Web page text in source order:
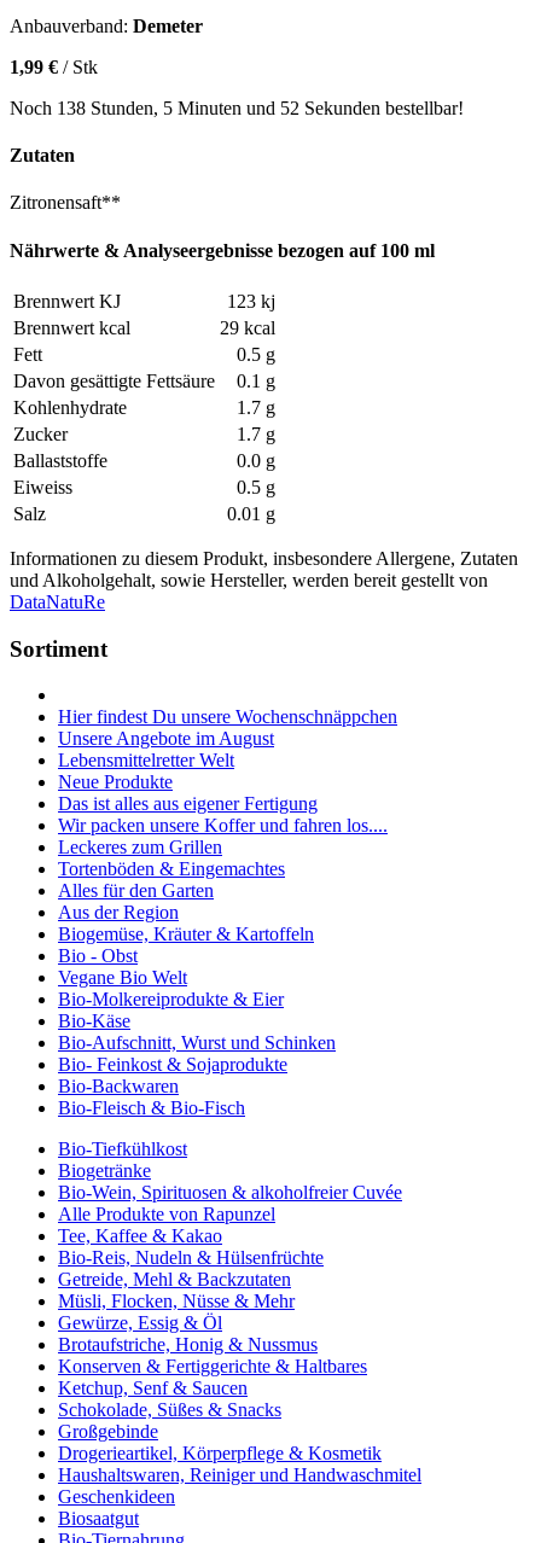
Anbauverband: Demeter
1,99 € / Stk
Noch 138 Stunden, 5 Minuten und 52 Sekunden bestellbar!
Zutaten
Zitronensaft**
Nährwerte & Analyseergebnisse bezogen auf 100 ml
Brennwert KJ
123 kj
Brennwert kcal
29 kcal
Fett
0.5 g
Davon gesättigte Fettsäure
0.1 g
Kohlenhydrate
1.7 g
Zucker
1.7 g
Ballaststoffe
0.0 g
Eiweiss
0.5 g
Salz
0.01 g
Informationen zu diesem Produkt, insbesondere Allergene, Zutaten
und Alkoholgehalt, sowie Hersteller, werden bereit gestellt von
DataNatuRe
Sortiment
Hier findest Du unsere Wochenschnäppchen
Unsere Angebote im August
Lebensmittelretter Welt
Neue Produkte
Das ist alles aus eigener Fertigung
Wir packen unsere Koffer und fahren los....
Leckeres zum Grillen
Tortenböden & Eingemachtes
Alles für den Garten
Aus der Region
Biogemüse, Kräuter & Kartoffeln
Bio - Obst
Vegane Bio Welt
Bio-Molkereiprodukte & Eier
Bio-Käse
Bio-Aufschnitt, Wurst und Schinken
Bio- Feinkost & Sojaprodukte
Bio-Backwaren
Bio-Fleisch & Bio-Fisch
Bio-Tiefkühlkost
Biogetränke
Bio-Wein, Spirituosen & alkoholfreier Cuvée
Alle Produkte von Rapunzel
Tee, Kaffee & Kakao
Bio-Reis, Nudeln & Hülsenfrüchte
Getreide, Mehl & Backzutaten
Müsli, Flocken, Nüsse & Mehr
Gewürze, Essig & Öl
Brotaufstriche, Honig & Nussmus
Konserven & Fertiggerichte & Haltbares
Ketchup, Senf & Saucen
Schokolade, Süßes & Snacks
Großgebinde
Drogerieartikel, Körperpflege & Kosmetik
Haushaltswaren, Reiniger und Handwaschmitel
Geschenkideen
Biosaatgut